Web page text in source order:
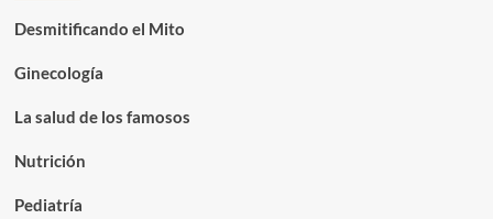
Desmitificando el Mito
Ginecología
La salud de los famosos
Nutrición
Pediatría